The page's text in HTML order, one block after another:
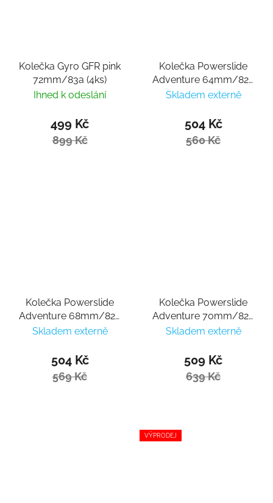
Kolečka Gyro GFR pink
72mm/83a (4ks)
Ihned k odeslání
499 Kč
899 Kč
Kolečka Powerslide
Adventure 64mm/82a
(4ks)
Skladem externě
504 Kč
560 Kč
Kolečka Powerslide
Adventure 68mm/82a
(4ks)
Skladem externě
504 Kč
569 Kč
Kolečka Powerslide
Adventure 70mm/82a
(4ks)
Skladem externě
509 Kč
639 Kč
VÝPRODEJ